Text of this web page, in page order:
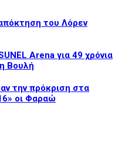
του Λόρεν
Arena για 49 χρόνια
Βουλή
την πρόκριση στα
οι Φαραώ